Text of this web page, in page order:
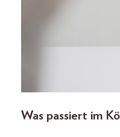
Was passiert im